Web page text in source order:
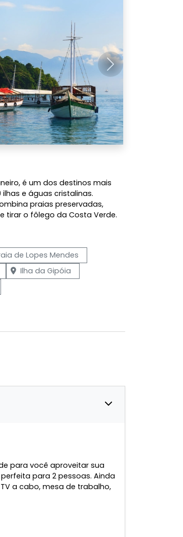
Próximo
é um dos destinos mais
e águas cristalinas.
praias preservadas,
tirar o fôlego da Costa Verde.
de Lopes Mendes
Ilha da Gipóia
para você aproveitar sua
para 2 pessoas. Ainda
a cabo, mesa de trabalho,